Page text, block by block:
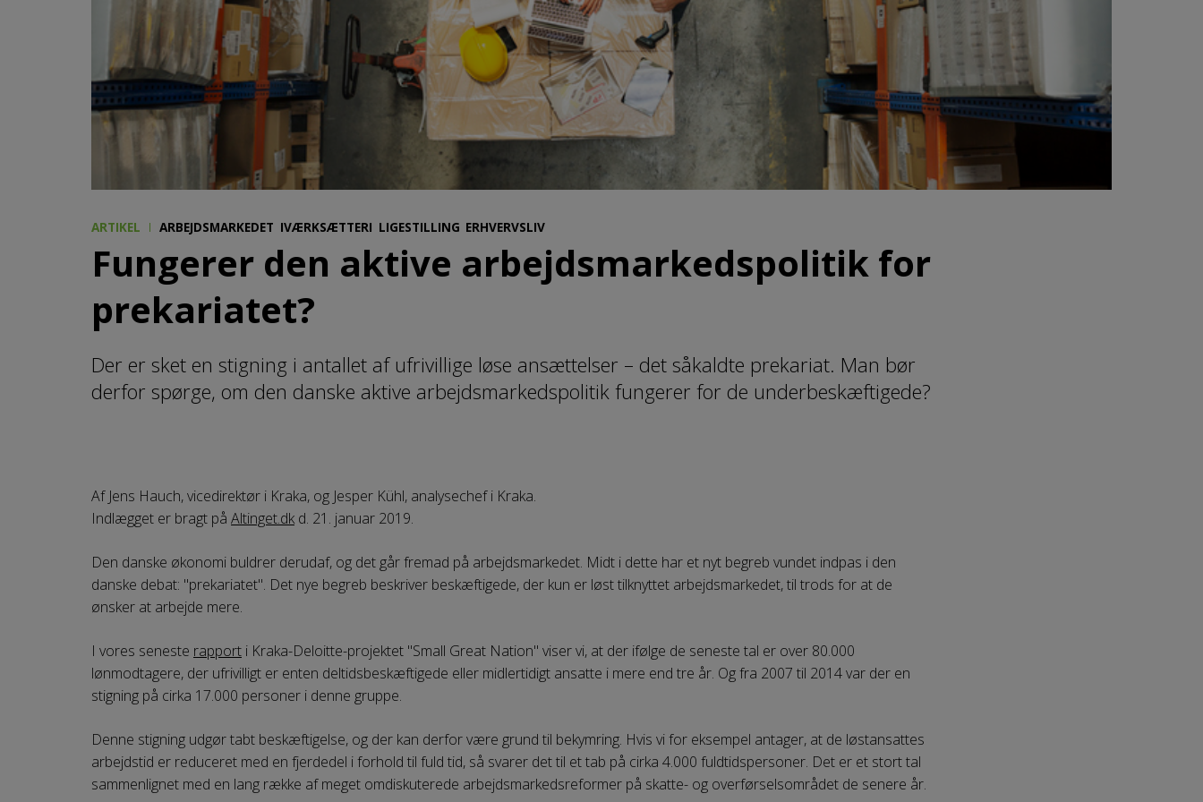
ARTIKEL ARBEJDSMARKEDET IVÆRKSÆTTERI LIGESTILLING ERHVERVSLIV
Fungerer den aktive arbejdsmarkedspolitik for
prekariatet?
Der er sket en stigning i antallet af ufrivillige løse ansættelser – det såkaldte prekariat. Man bør
derfor spørge, om den danske aktive arbejdsmarkedspolitik fungerer for de underbeskæftigede?
Af Jens Hauch, vicedirektør i Kraka, og Jesper Kühl, analysechef i Kraka.
Indlægget er bragt på Altinget.dk d. 21. januar 2019.
Den danske økonomi buldrer derudaf, og det går fremad på arbejdsmarkedet. Midt i dette har et nyt begreb vundet indpas i den
danske debat: "prekariatet". Det nye begreb beskriver beskæftigede, der kun er løst tilknyttet arbejdsmarkedet, til trods for at de
ønsker at arbejde mere.
I vores seneste rapport i Kraka-Deloitte-projektet "Small Great Nation" viser vi, at der ifølge de seneste tal er over 80.000
lønmodtagere, der ufrivilligt er enten deltidsbeskæftigede eller midlertidigt ansatte i mere end tre år. Og fra 2007 til 2014 var der en
stigning på cirka 17.000 personer i denne gruppe.
Denne stigning udgør tabt beskæftigelse, og der kan derfor være grund til bekymring. Hvis vi for eksempel antager, at de løstansattes
arbejdstid er reduceret med en fjerdedel i forhold til fuld tid, så svarer det til et tab på cirka 4.000 fuldtidspersoner. Det er et stort tal
sammenlignet med en lang række af meget omdiskuterede arbejdsmarkedsreformer på skatte- og overførselsområdet de senere år.